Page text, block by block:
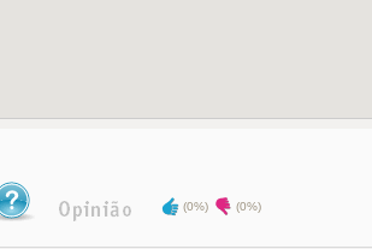
(0%) (0%)